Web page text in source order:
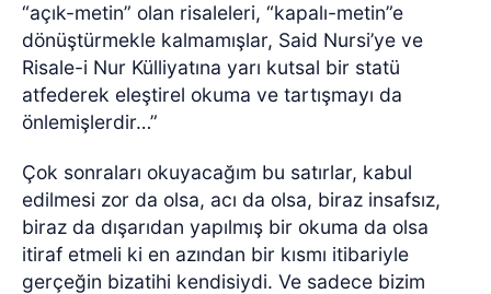
“açık-metin” olan risaleleri, “kapalı-metin”e
dönüştürmekle kalmamışlar, Said Nursi’ye ve
Risale-i Nur Külliyatına yarı kutsal bir statü
atfederek eleştirel okuma ve tartışmayı da
önlemişlerdir…”
Çok sonraları okuyacağım bu satırlar, kabul
edilmesi zor da olsa, acı da olsa, biraz insafsız,
biraz da dışarıdan yapılmış bir okuma da olsa
itiraf etmeli ki en azından bir kısmı itibariyle
gerçeğin bizatihi kendisiydi. Ve sadece bizim